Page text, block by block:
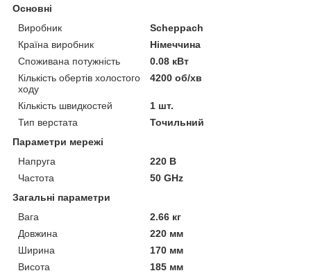
Основні
Виробник
Scheppach
Країна виробник
Німеччина
Споживана потужність
0.08 кВт
Кількість обертів холостого
ходу
4200 об/хв
Кількість швидкостей
1 шт.
Тип верстата
Точильний
Параметри мережі
Напруга
220 В
Частота
50 GHz
Загальні параметри
Вага
2.66 кг
Довжина
220 мм
Ширина
170 мм
Висота
185 мм